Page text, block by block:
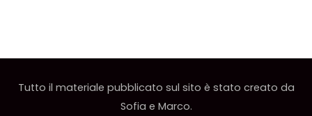
Tutto il materiale pubblicato sul sito è stato creato da
Sofia e Marco.